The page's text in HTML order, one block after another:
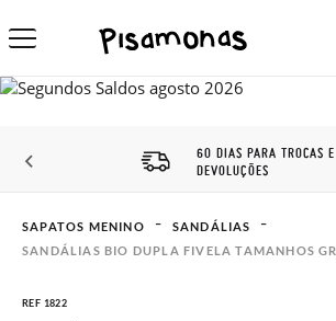
60 DIAS PARA TROCAS E
DEVOLUÇÕES
SAPATOS MENINO
SANDÁLIAS
SANDÁLIAS BIO DUPLA FIVELA TAMANHOS
REF 1822